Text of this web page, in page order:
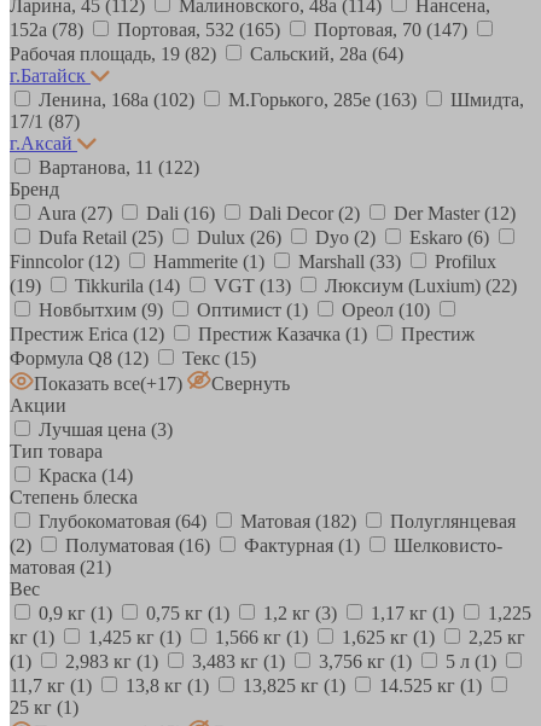
Ларина, 45 (112) Малиновского, 48а (114)
Нансена,
152а (78) Портовая, 532 (165) Портовая, 70 (147)
Рабочая площадь, 19 (82) Сальский, 28a (64)
г.Батайск
Ленина, 168а (102) М.Горького, 285е (163)
Шмидта,
17/1 (87)
г.Аксай
Вартанова, 11 (122)
Бренд
Aura (27) Dali (16) Dali Decor(2) Der Master(12)
Dufa Retail (25) Dulux (26) Dyo (2) Eskaro (6)
Finncolor(12) Hammerite (1) Marshall (33)
Profilux
(19)
Tikkurila (14) VGT (13) Люксиум (Luxium) (22)
Новбытхим (9) Оптимист (1) Ореол (10)
Престиж Erica (12) Престиж Казачка (1)
Престиж
Формула Q8 (12) Текс (15)
Показать все(+17)
Свернуть
Акции
Лучшая цена (3)
Тип товара
Краска (14)
Степень блеска
Глубокоматовая (64) Матовая (182)
Полуглянцевая
(2)
Полуматовая (16) Фактурная (1)
Шелковисто-
матовая (21)
Вес
0,9 кг (1) 0,75 кг (1) 1,2 кг (3) 1,17 кг (1)
1,225
кг (1) 1,425 кг (1) 1,566 кг (1) 1,625 кг (1)
2,25 кг
(1)
2,983 кг (1) 3,483 кг (1) 3,756 кг (1) 5 л (1)
11,7 кг (1) 13,8 кг (1) 13,825 кг (1) 14.525 кг (1)
25 кг (1)